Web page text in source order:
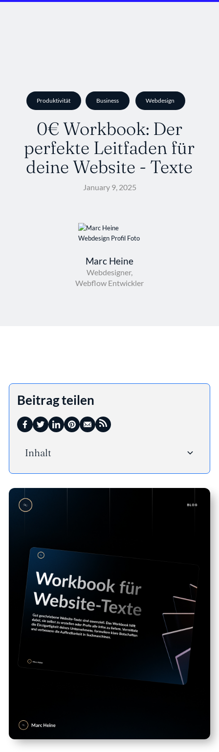
Produktivität Business Webdesign
0€ Workbook: Der
perfekte Leitfaden für
deine Website - Texte
January 9, 2025
Marc Heine
Webdesigner,
Webflow Entwickler
Beitrag teilen
Inhalt